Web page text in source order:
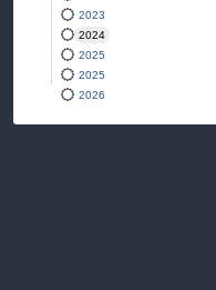
2023
2024
2025
2025
2026